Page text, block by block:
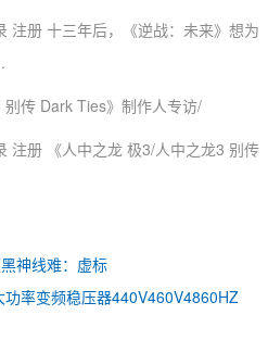
册 十三年后，《逆战：未来》想为
传 Dark Ties》制作人专访/
册 《人中之龙 极3/人中之龙3 别传
神线难：虚标
功率变频稳压器440V460V4860HZ